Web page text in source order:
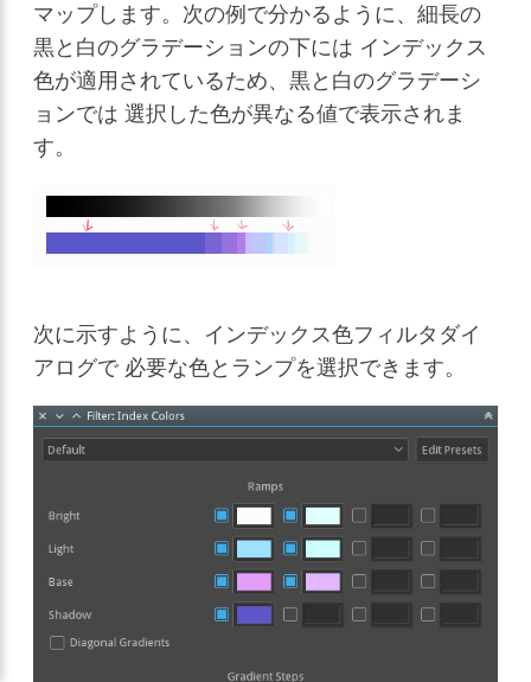
マップします。次の例で分かるように、細長の
黒と白のグラデーションの下には インデックス
色が適用されているため、黒と白のグラデーシ
ョンでは 選択した色が異なる値で表示されま
す。
次に示すように、インデックス色フィルタダイ
アログで 必要な色とランプを選択できます。